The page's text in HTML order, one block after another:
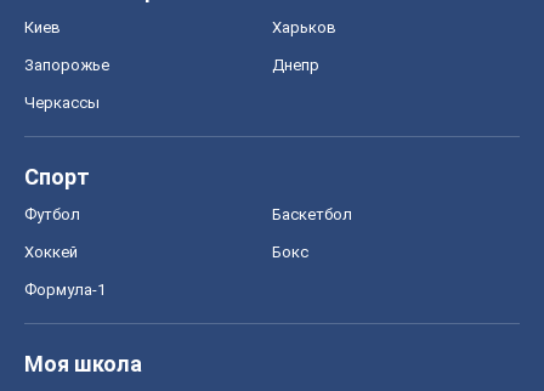
Киев Харьков
Запорожье Днепр
Черкассы
Спорт
Футбол Баскетбол
Хоккей Бокс
Формула-1
Моя школа